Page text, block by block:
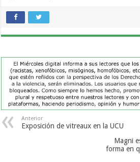
Anterior
Exposición de vitreaux en la UCU
Magni
forma en